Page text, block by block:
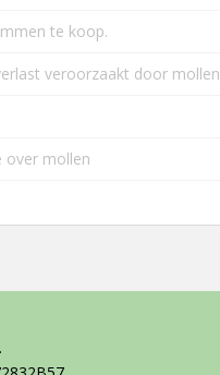
te koop.
veroorzaakt door mollen
over mollen